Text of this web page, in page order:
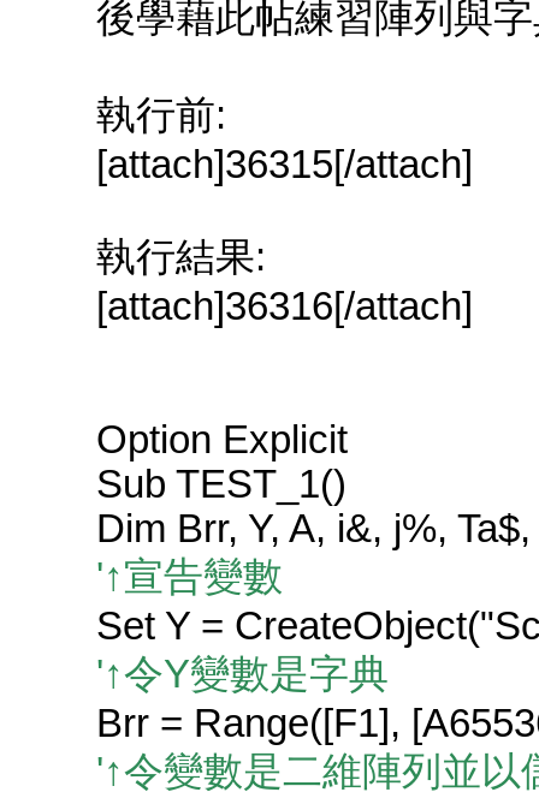
後學藉此帖練習陣列與
執行前:
[attach]36315[/attach]
執行結果:
[attach]36316[/attach]
Option Explicit
Sub TEST_1()
Dim Brr, Y, A, i&, j%,
'↑宣告變數
Set Y =
'↑令Y變數是字典
Brr = Range([F1],
'↑令變數是二維陣列並以